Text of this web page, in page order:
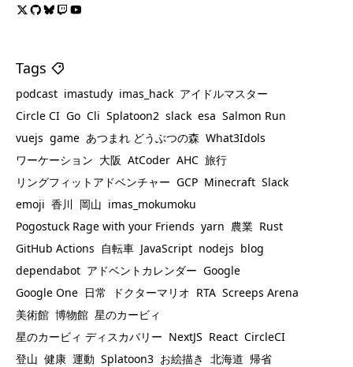
Tags
podcast imastudy imas_hack アイドルマスター
Circle CI Go Cli Splatoon2 slack esa Salmon Run
vuejs game あつまれ どうぶつの森 What3Idols
ワーケーション 大阪 AtCoder AHC 旅行
リングフィットアドベンチャー GCP Minecraft Slack
emoji 香川 岡山 imas_mokumoku
Pogostuck Rage with your Friends yarn 農業 Rust
GitHub Actions 自転車 JavaScript nodejs blog
dependabot アドベントカレンダー Google
Google One 日常 ドクターマリオ RTA Screeps Arena
美術館 博物館 星のカービィ
星のカービィ ディスカバリー NextJS React CircleCI
登山 健康 運動 Splatoon3 お絵描き 北海道 帰省